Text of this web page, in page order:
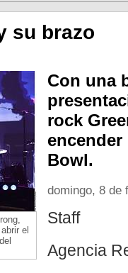
su brazo
el
Con una
rock
Bowl.
domingo, 8 de
Staff
Agencia